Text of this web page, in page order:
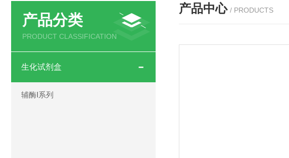
产品分类
PRODUCT CLASSIFICATION
生化试剂盒
辅酶Ⅰ系列
产品中心 / PRODUCTS